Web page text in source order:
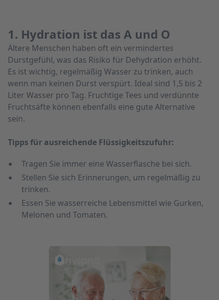
1. Hydration ist das A und O
Ältere Menschen haben oft ein vermindertes
Durstgefühl, was das Risiko für Dehydration erhöht.
Es ist wichtig, regelmäßig Wasser zu trinken, auch
wenn man keinen Durst verspürt. Ideal sind 1,5 bis 2
Liter Wasser pro Tag. Fruchtige Tees und verdünnte
Fruchtsäfte können ebenfalls eine gute Alternative
sein.
Tipps für ausreichende Flüssigkeitszufuhr:
Tragen Sie immer eine Wasserflasche bei sich.
Stellen Sie sich Erinnerungen, um regelmäßig zu
trinken.
Essen Sie wasserreiche Lebensmittel wie Gurken,
Melonen und Tomaten.